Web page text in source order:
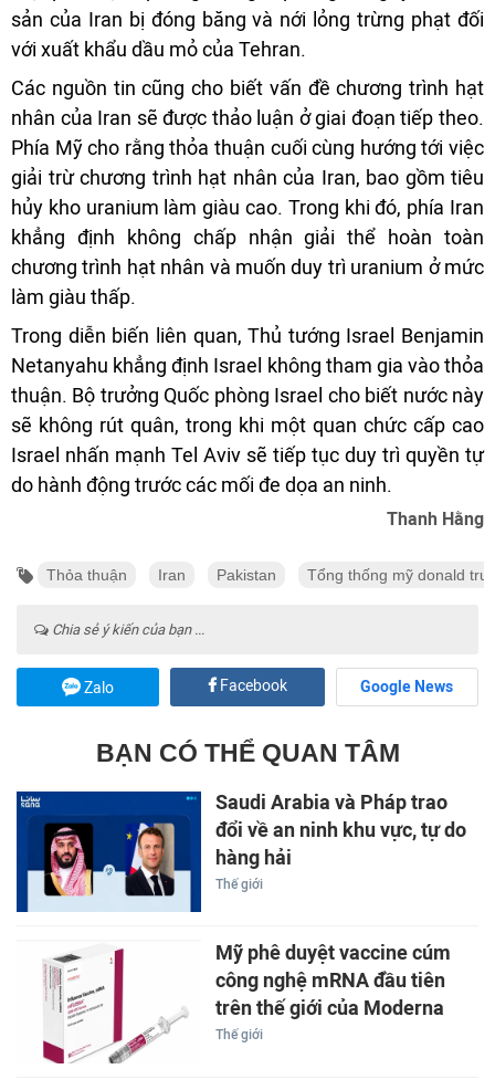
sản của Iran bị đóng băng và nới lỏng trừng phạt đối
với xuất khẩu dầu mỏ của Tehran.
Các nguồn tin cũng cho biết vấn đề chương trình hạt
nhân của Iran sẽ được thảo luận ở giai đoạn tiếp theo.
Phía Mỹ cho rằng thỏa thuận cuối cùng hướng tới việc
giải trừ chương trình hạt nhân của Iran, bao gồm tiêu
hủy kho uranium làm giàu cao. Trong khi đó, phía Iran
khẳng định không chấp nhận giải thể hoàn toàn
chương trình hạt nhân và muốn duy trì uranium ở mức
làm giàu thấp.
Trong diễn biến liên quan, Thủ tướng Israel Benjamin
Netanyahu khẳng định Israel không tham gia vào thỏa
thuận. Bộ trưởng Quốc phòng Israel cho biết nước này
sẽ không rút quân, trong khi một quan chức cấp cao
Israel nhấn mạnh Tel Aviv sẽ tiếp tục duy trì quyền tự
do hành động trước các mối đe dọa an ninh.
Thanh Hằng
Thỏa thuận Iran Pakistan Tổng thống mỹ donald
Chia sẻ ý kiến của bạn ...
Zalo Facebook Google News
BẠN CÓ THỂ QUAN TÂM
Saudi Arabia và Pháp trao
đổi về an ninh khu vực, tự do
hàng hải
Thế giới
Mỹ phê duyệt vaccine cúm
công nghệ mRNA đầu tiên
trên thế giới của Moderna
Thế giới